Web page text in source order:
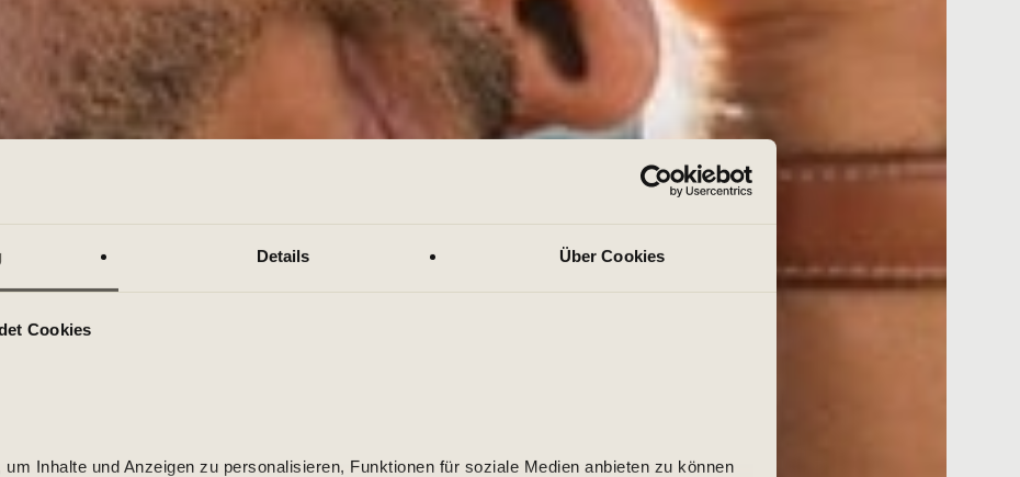
Details Über Cookies
Cookies
Inhalte und Anzeigen zu personalisieren, Funktionen für soziale Medien anbieten zu können